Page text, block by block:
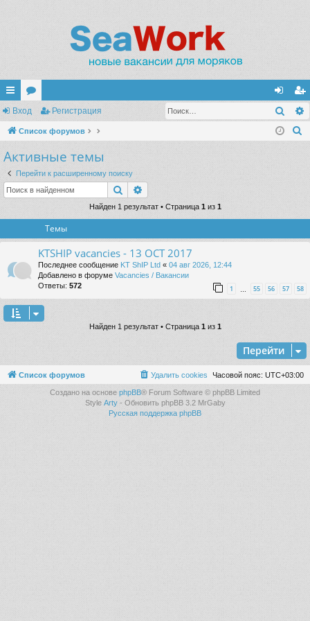
с
ы
лк
и
ор
ум
ы
хо
д
ег
ис
Вход Регистрация
Список форумов
Активные темы
Перейти к расширенному поиску
Поиск
Найден 1 результат • Страница 1 из 1
Темы
KTSHIP vacancies - 13 OCT 2017
Последнее сообщение KT ShIP Ltd « 04 авг 2026, 12:44
Добавлено в форуме Vacancies / Вакансии
Ответы: 572 1 … 55 56 57 58
Найден 1 результат • Страница 1из 1
Перейти
Список форумов Часовой пояс: UTC+03:00
Удалить cookies
Создано на основе phpBB® Forum Software © phpBB Limited
Style Arty- Обновить phpBB 3.2 MrGaby
Русская поддержка phpBB